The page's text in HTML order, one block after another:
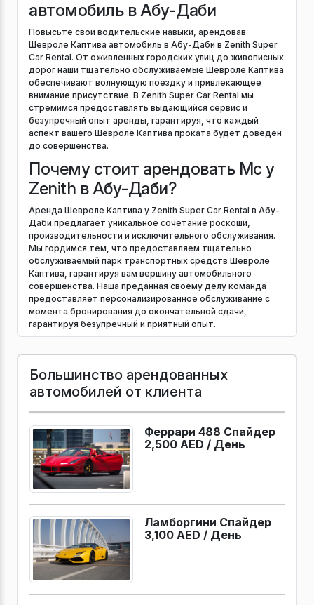
автомобиль в Абу-Даби
Повысьте свои водительские навыки, арендовав
Шевроле Каптива автомобиль в Абу-Даби в Zenith Super
Car Rental. От оживленных городских улиц до живописных
дорог наши тщательно обслуживаемые Шевроле Каптива
обеспечивают волнующую поездку и привлекающее
внимание присутствие. В Zenith Super Car Rental мы
стремимся предоставлять выдающийся сервис и
безупречный опыт аренды, гарантируя, что каждый
аспект вашего Шевроле Каптива проката будет доведен
до совершенства.
Почему стоит арендовать Mc у
Zenith в Абу-Даби?
Аренда Шевроле Каптива у Zenith Super Car Rental в Абу-
Даби предлагает уникальное сочетание роскоши,
производительности и исключительного обслуживания.
Мы гордимся тем, что предоставляем тщательно
обслуживаемый парк транспортных средств Шевроле
Каптива, гарантируя вам вершину автомобильного
совершенства. Наша преданная своему делу команда
предоставляет персонализированное обслуживание с
момента бронирования до окончательной сдачи,
гарантируя безупречный и приятный опыт.
Большинство арендованных
автомобилей от клиента
Феррари 488 Спайдер
2,500 AED / День
Ламборгини Спайдер
3,100 AED / День